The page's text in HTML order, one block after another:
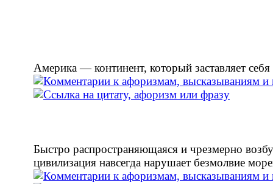
Америка — континент, который заставляет себя
Быстро распространяющаяся и чрезмерно
цивилизация навсегда нарушает безмолвие